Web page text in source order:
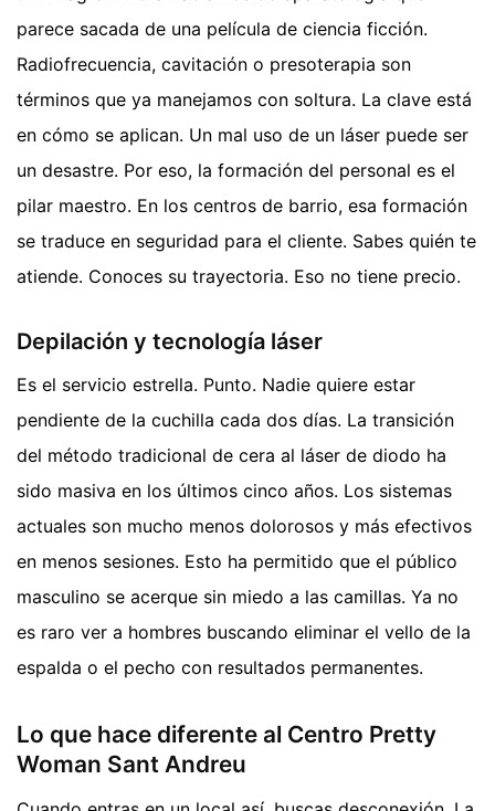
parece sacada de una película de ciencia ficción.
Radiofrecuencia, cavitación o presoterapia son
términos que ya manejamos con soltura. La clave está
en cómo se aplican. Un mal uso de un láser puede ser
un desastre. Por eso, la formación del personal es el
pilar maestro. En los centros de barrio, esa formación
se traduce en seguridad para el cliente. Sabes quién te
atiende. Conoces su trayectoria. Eso no tiene precio.
Depilación y tecnología láser
Es el servicio estrella. Punto. Nadie quiere estar
pendiente de la cuchilla cada dos días. La transición
del método tradicional de cera al láser de diodo ha
sido masiva en los últimos cinco años. Los sistemas
actuales son mucho menos dolorosos y más efectivos
en menos sesiones. Esto ha permitido que el público
masculino se acerque sin miedo a las camillas. Ya no
es raro ver a hombres buscando eliminar el vello de la
espalda o el pecho con resultados permanentes.
Lo que hace diferente al Centro Pretty
Woman Sant Andreu